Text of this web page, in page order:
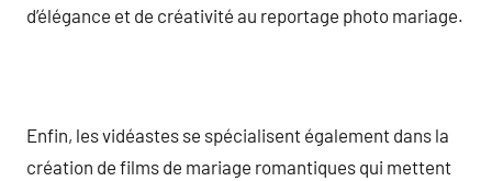
d’élégance et de créativité au reportage photo mariage.
Enfin, les vidéastes se spécialisent également dans la
création de films de mariage romantiques qui mettent